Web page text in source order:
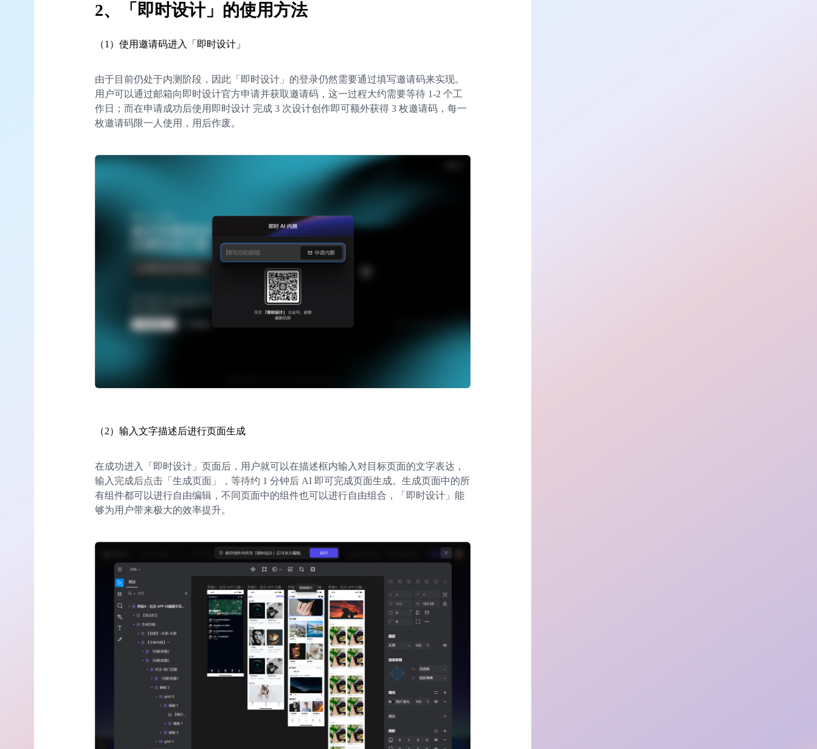
2、「即时设计」的使用方法
（1）使用邀请码进入「即时设计」
由于目前仍处于内测阶段，因此「即时设计」的登录仍然需要通过填写邀请码来实现。
用户可以通过邮箱向即时设计官方申请并获取邀请码，这一过程大约需要等待 1-2 个工
作日；而在申请成功后使用即时设计 完成 3 次设计创作即可额外获得 3 枚邀请码，每一
枚邀请码限一人使用，用后作废。
（2）输入文字描述后进行页面生成
在成功进入「即时设计」页面后，用户就可以在描述框内输入对目标页面的文字表达，
输入完成后点击「生成页面」，等待约 1 分钟后 AI 即可完成页面生成。生成页面中的所
有组件都可以进行自由编辑，不同页面中的组件也可以进行自由组合，「即时设计」能
够为用户带来极大的效率提升。